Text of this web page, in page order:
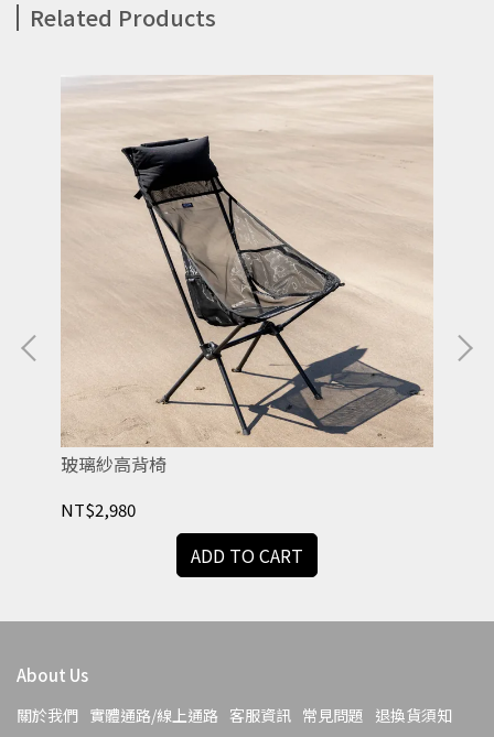
Related Products
玻璃紗高背椅
NT$2,980
ADD TO CART
About Us
關於我們 實體通路/線上通路 客服資訊 常見問題 退換貨須知